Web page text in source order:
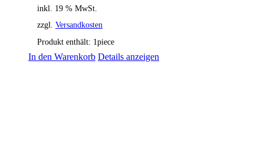
inkl. 19 % MwSt.
zzgl. Versandkosten
Produkt enthält: 1piece
In den Warenkorb Details anzeigen